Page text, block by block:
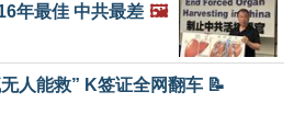
年最佳 中共最差 🖼️
人能救” K签证全网翻车 📝